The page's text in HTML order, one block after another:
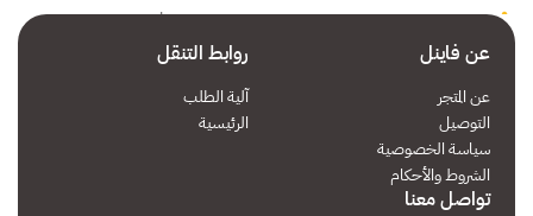
معدة
ممتاز
حبيت التعامل و ان شاءالله مو اخر مره
اسماء القاضي
عن فاينل
عن المتجر
التوصيل
سياسة الخصوصية
الشروط والأحكام
روابط التنقل
آلية الطلب
الرئيسية
تواصل معنا